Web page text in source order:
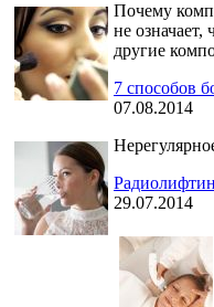
Почему
не
другие
7 способов
07.08.2014
29.07.2014